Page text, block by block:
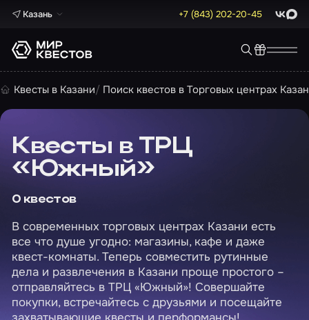
Казань +7 (843) 202-20-45 Max
Квесты в Казани Поиск квестов в Торговых центрах
Квесты в ТРЦ
«Южный»
0 квестов
В современных торговых центрах Казани есть
все что душе угодно: магазины, кафе и даже
квест-комнаты. Теперь совместить рутинные
дела и развлечения в Казани проще простого –
отправляйтесь в ТРЦ «Южный»! Совершайте
покупки, встречайтесь с друзьями и посещайте